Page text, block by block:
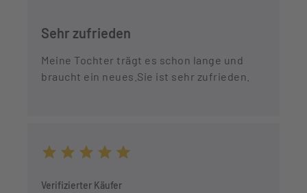
Sehr zufrieden
Meine Tochter trägt es schon lange und
braucht ein neues.Sie ist sehr zufrieden.
Verifizierter Käufer